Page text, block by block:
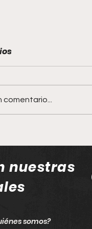
gastronómico
con la Guía
2026
comentario...
nuestras
somos?